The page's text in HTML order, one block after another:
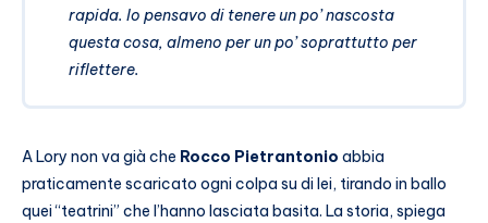
rapida. Io pensavo di tenere un po’ nascosta
questa cosa, almeno per un po’ soprattutto per
riflettere.
A Lory non va già che Rocco Pietrantonio abbia
praticamente scaricato ogni colpa su di lei, tirando in ballo
quei “teatrini” che l’hanno lasciata basita. La storia, spiega